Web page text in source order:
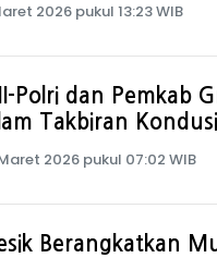
2026 pukul 13:23 WIB
Polri dan Pemkab
Takbiran
2026 pukul 07:02 WIB
Berangkatkan